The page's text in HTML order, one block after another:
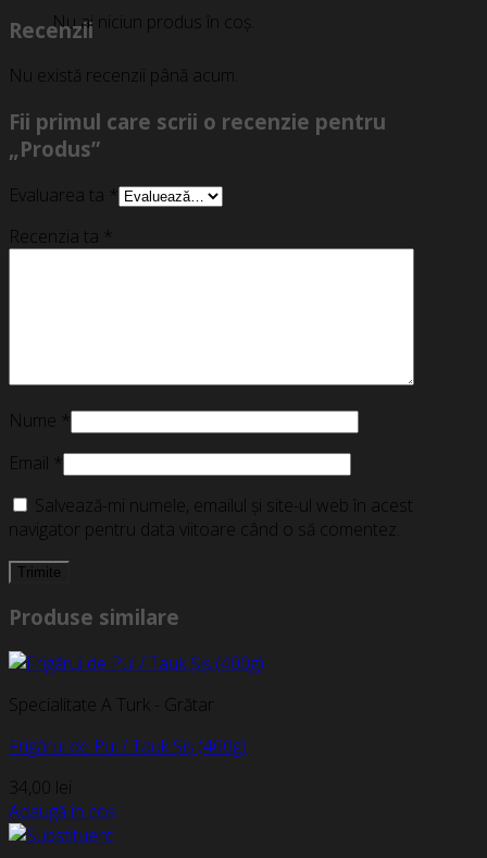
Nu ai niciun produs în coș.
Recenzii
Nu există recenzii până acum.
Fii primul care scrii o recenzie pentru
„Produs”
Evaluarea ta *
Recenzia ta *
Nume *
Email *
Salvează-mi numele, emailul și site-ul web în acest
navigator pentru data viitoare când o să comentez.
Produse similare
Specialitate A Turk - Grătar
Frigărui de Pui / Tauk Șiș (400g)
34,00 lei
Adaugă în coș